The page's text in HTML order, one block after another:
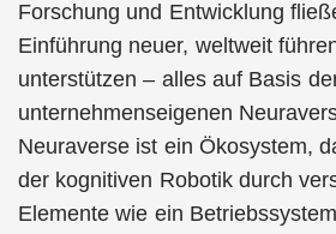
Forschung und Entwicklung
Einführung neuer, weltweit
unterstützen – alles auf Basis
unternehmenseigenen
Neuraverse ist ein Ökosystem,
der kognitiven Robotik durch
Elemente wie ein